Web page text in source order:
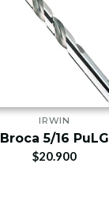
IRWIN
Broca 5/16 PuLG
$20.900